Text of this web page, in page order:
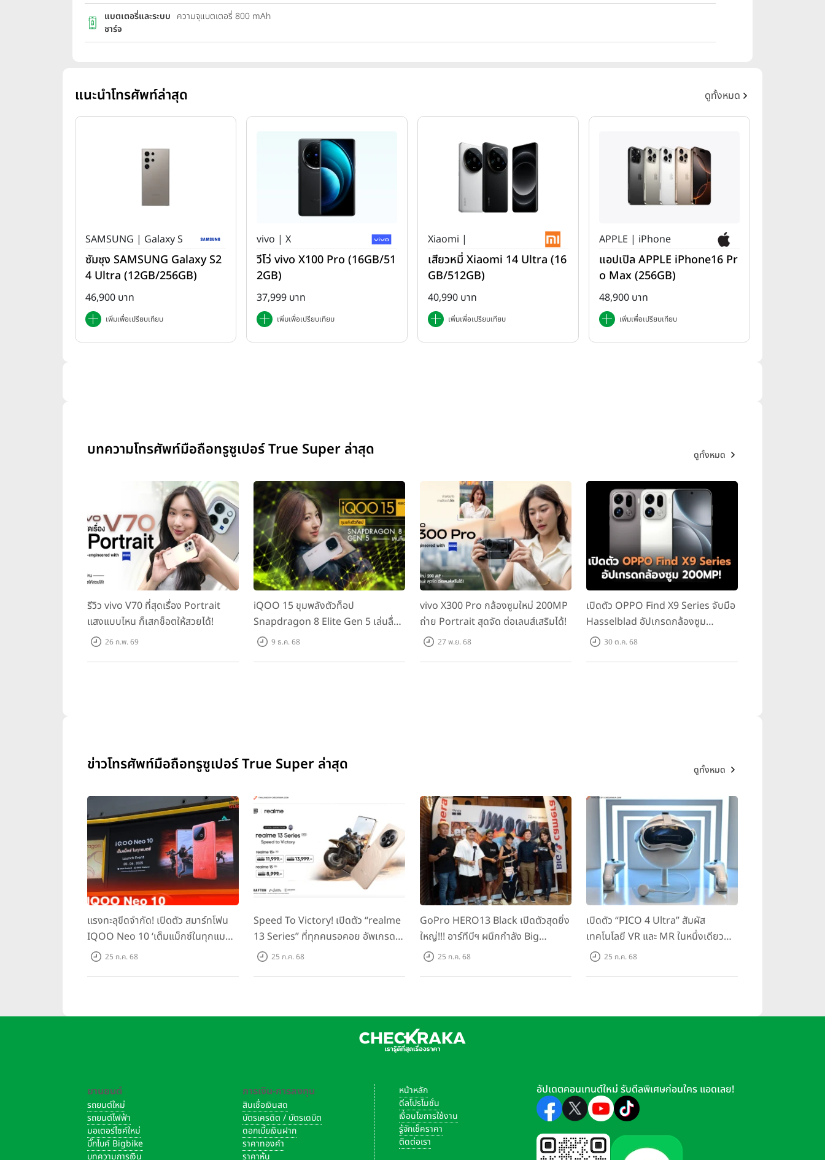
แบตเตอรี่และระบบ
ชาร์จ
ความจุแบตเตอรี่ 800 mAh
แนะนำโทรศัพท์ล่าสุด ดูทั้งหมด
SAMSUNG | Galaxy S
ซัมซุง SAMSUNG Galaxy S2
4 Ultra (12GB/256GB)
46,900 บาท
เพิ่มเพื่อเปรียบเทียบ
vivo | X
วีโว่ vivo X100 Pro (16GB/51
2GB)
37,999 บาท
เพิ่มเพื่อเปรียบเทียบ
Xiaomi |
เสียวหมี่ Xiaomi 14 Ultra (16
GB/512GB)
40,990 บาท
เพิ่มเพื่อเปรียบเทียบ
APPLE | iPhone
แอปเปิล APPLE iPhone16 Pr
o Max (256GB)
48,900 บาท
เพิ่มเพื่อเปรียบเทียบ
บทความโทรศัพท์มือถือทรูซูเปอร์ True Super ล่าสุด ดูทั้งหมด
รีวิว vivo V70 ที่สุดเรื่อง Portrait
แสงแบบไหน ก็เสกช็อตให้สวยได้!
26 ก.พ. 69
iQOO 15 ขุมพลังตัวท็อป
Snapdragon 8 Elite Gen 5 เล่นลื่น
ทุกเกม!9 ธ.ค. 68
vivo X300 Pro กล้องซูมใหม่ 200MP
ถ่าย Portrait สุดจัด ต่อเลนส์เสริมได้!
27 พ.ย. 68
เปิดตัว OPPO Find X9 Series จับมือ
Hasselblad อัปเกรดกล้องซูม
200MP!30 ต.ค. 68
ข่าวโทรศัพท์มือถือทรูซูเปอร์ True Super ล่าสุด ดูทั้งหมด
แรงทะลุขีดจำกัด! เปิดตัว สมาร์ทโฟน
IQOO Neo 10 ‘เต็มแม็กซ์ในทุกแมตช์’
ในราคาเริ่มต้นเพียง 15,900 บาท
25 ก.ค. 68
Speed To Victory! เปิดตัว “realme
13 Series” ที่ทุกคนรอคอย อัพเกรด
ชิปเซ็ตตัวแรง ขึ้นแท่น Gaming
25 ก.ค. 68
GoPro HERO13 Black เปิดตัวสุดยิ่ง
ใหญ่!!! อาร์ทีบีฯ ผนึกกำลัง Big
Camera และ GoPro จัดกิจกรรมสุด
25 ก.ค. 68
เปิดตัว “PICO 4 Ultra” สัมผัส
เทคโนโลยี VR และ MR ในหนึ่งเดียว
ยกระดับการทำงานและความบันเทิง
25 ก.ค. 68
ยานยนต์
รถยนต์ใหม่
รถยนต์ไฟฟ้า
มอเตอร์ไซค์ใหม่
บิ๊กไบค์ Bigbike
บทความการเงิน
การเงิน-การลงทุน
สินเชื่อเงินสด
บัตรเครดิต / บัตรเดบิต
ดอกเบี้ยเงินฝาก
ราคาทองคำ
ราคาหุ้น
หน้าหลัก
ดีลโปรโมชั่น
เงื่อนไขการใช้งาน
รู้จักเช็คราคา
ติดต่อเรา
อัปเดตคอนเทนต์ใหม่ รับดีลพิเศษก่อนใคร แอดเลย!